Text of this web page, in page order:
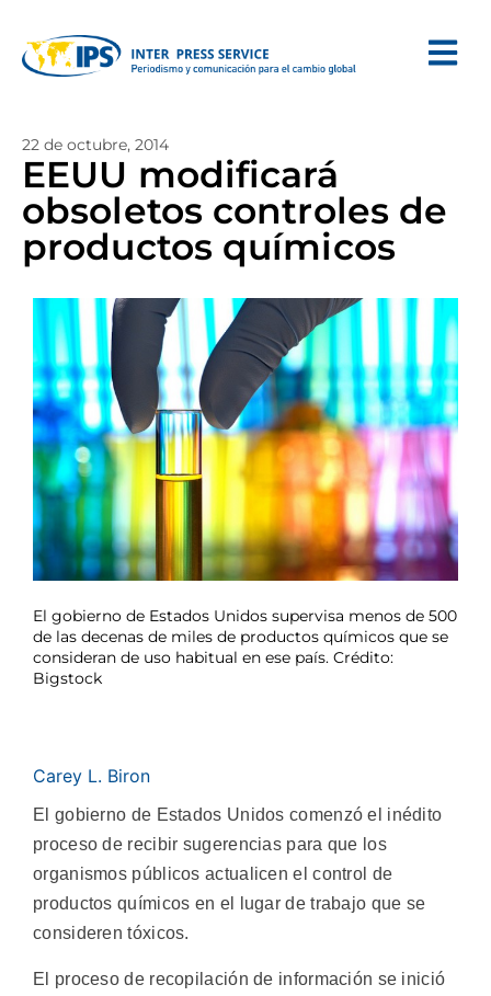
22 de octubre, 2014
EEUU modificará
obsoletos controles de
productos químicos
El gobierno de Estados Unidos supervisa menos de 500
de las decenas de miles de productos químicos que se
consideran de uso habitual en ese país. Crédito:
Bigstock
Carey L. Biron
El gobierno de Estados Unidos comenzó el inédito
proceso de recibir sugerencias para que los
organismos públicos actualicen el control de
productos químicos en el lugar de trabajo que se
consideren tóxicos.
El proceso de recopilación de información se inició